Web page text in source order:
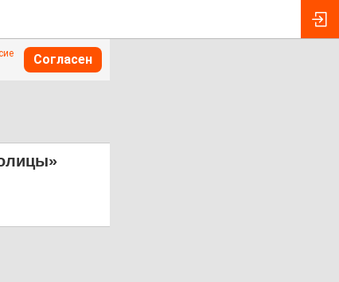
Согласен